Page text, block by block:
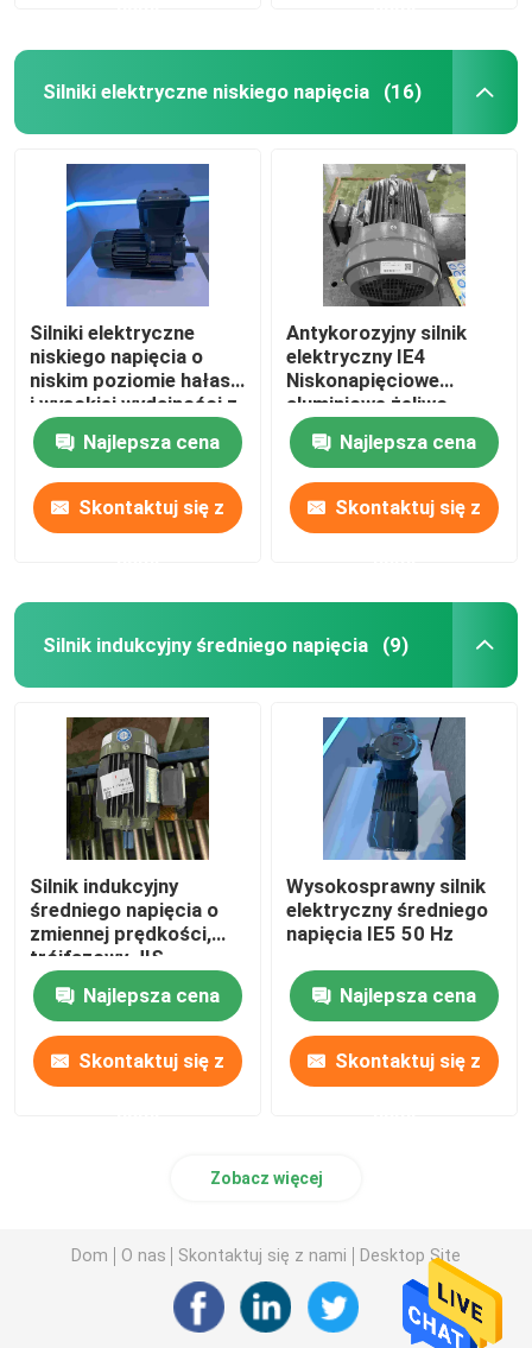
Silniki elektryczne niskiego napięcia (16)
Silniki elektryczne
niskiego napięcia o
niskim poziomie hałasu
i wysokiej wydajności z
certyfikatem CE
Najlepsza cena
Skontaktuj się z
Antykorozyjny silnik
elektryczny IE4
Niskonapięciowe
aluminiowe żeliwo
Najlepsza cena
Skontaktuj się z
Silnik indukcyjny średniego napięcia (9)
Silnik indukcyjny
średniego napięcia o
zmiennej prędkości,
trójfazowy JIS
Najlepsza cena
Skontaktuj się z
Wysokosprawny silnik
elektryczny średniego
napięcia IE5 50 Hz
Najlepsza cena
Skontaktuj się z
Zobacz więcej
Dom O nas Skontaktuj się z nami Desktop Site